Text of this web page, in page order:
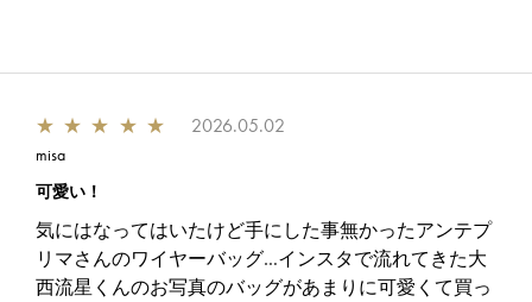
★ ★ ★ ★ ★ 2026.05.02
misa
可愛い！
気にはなってはいたけど手にした事無かったアンテプ
リマさんのワイヤーバッグ…インスタで流れてきた大
西流星くんのお写真のバッグがあまりに可愛くて買っ